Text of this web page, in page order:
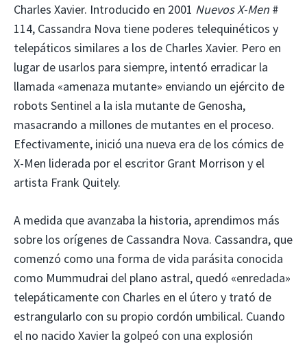
Charles Xavier. Introducido en 2001 Nuevos X-Men #
114, Cassandra Nova tiene poderes telequinéticos y
telepáticos similares a los de Charles Xavier. Pero en
lugar de usarlos para siempre, intentó erradicar la
llamada «amenaza mutante» enviando un ejército de
robots Sentinel a la isla mutante de Genosha,
masacrando a millones de mutantes en el proceso.
Efectivamente, inició una nueva era de los cómics de
X-Men liderada por el escritor Grant Morrison y el
artista Frank Quitely.
A medida que avanzaba la historia, aprendimos más
sobre los orígenes de Cassandra Nova. Cassandra, que
comenzó como una forma de vida parásita conocida
como Mummudrai del plano astral, quedó «enredada»
telepáticamente con Charles en el útero y trató de
estrangularlo con su propio cordón umbilical. Cuando
el no nacido Xavier la golpeó con una explosión